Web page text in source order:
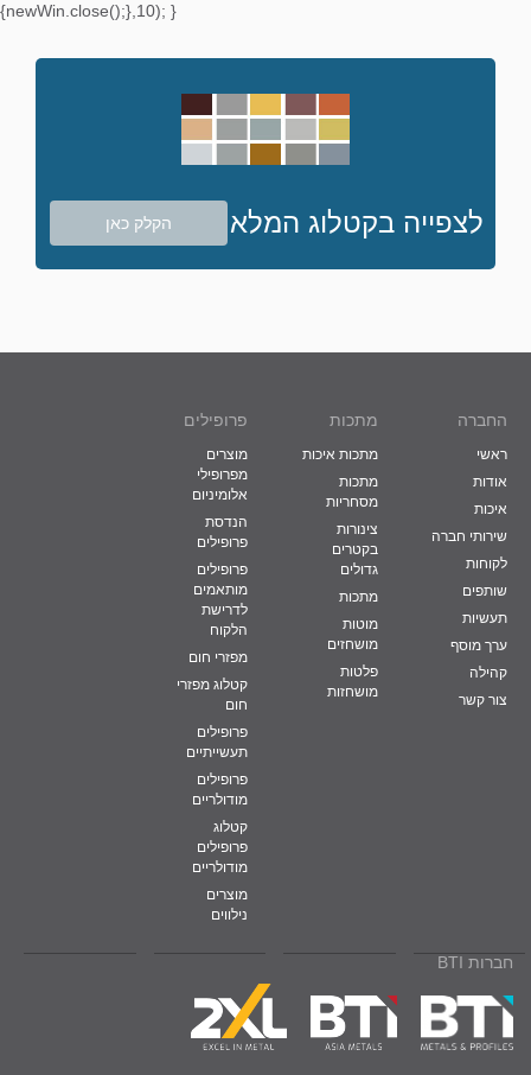
{newWin.close();},10); }
לצפייה בקטלוג המלא הקלק כאן
החברה
ראשי
אודות
איכות
שירותי חברה
לקוחות
שותפים
תעשיות
ערך מוסף
קהילה
צור קשר
מתכות
מתכות איכות
מתכות
מסחריות
צינורות
בקטרים
גדולים
מתכות
מוטות
מושחזים
פלטות
מושחזות
פרופילים
מוצרים
מפרופילי
אלומיניום
הנדסת
פרופילים
פרופילים
מותאמים
לדרישת
הלקוח
מפזרי חום
קטלוג מפזרי
חום
פרופילים
תעשייתיים
פרופילים
מודולריים
קטלוג
פרופילים
מודולריים
מוצרים
נילווים
חברות BTI